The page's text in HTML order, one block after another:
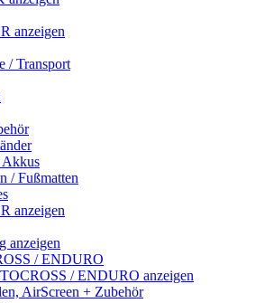
anzeigen
/ Transport
Akkus
/ Fußmatten
anzeigen
anzeigen
/ ENDURO
/ ENDURO anzeigen
AirScreen + Zubehör